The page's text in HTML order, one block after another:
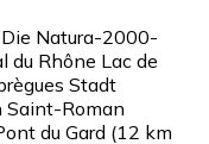
Natura-2000-
du Rhône Lac de
Stadt
Saint-Roman
du Gard (12 km